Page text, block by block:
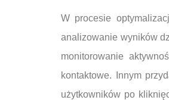
W procesie
analizowanie wyników
monitorowanie
kontaktowe. Innym
użytkowników po